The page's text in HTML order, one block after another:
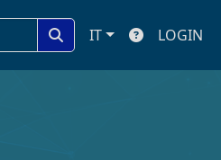
IT LOGIN